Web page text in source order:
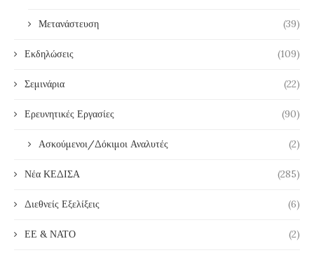
Μετανάστευση (39)
Εκδηλώσεις (109)
Σεμινάρια (22)
Ερευνητικές Εργασίες (90)
Ασκούμενοι/Δόκιμοι Αναλυτές (2)
Νέα ΚΕΔΙΣΑ (285)
Διεθνείς Εξελίξεις (6)
ΕΕ & ΝΑΤΟ (2)